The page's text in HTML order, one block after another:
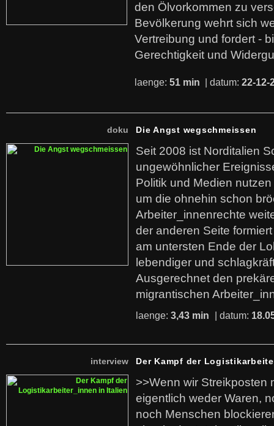
den Ölvorkommen zu
Bevölkerung wehrt sich
Vertreibung und fordert -
Gerechtigkeit und
laenge: 51 min | datum: 22-12-
doku Die Angst wegschmeissen
Seit 2008 ist Norditalien
ungewöhnlicher
Politik und Medien
um die ohnehin schon
Arbeiter_innenrechte
der anderen Seite
am untersten Ende der
lebendiger und
Ausgerechnet den
migrantischen
laenge: 3,43 min | datum:
interview Der Kampf der
>>Wenn wir Streikposten
eigentlich weder Waren,
noch Menschen